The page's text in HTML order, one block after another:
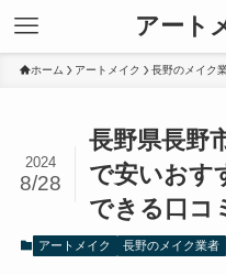
アート
ホーム アートメイク 長野のメイク
長野県長野
で安いおす
できる口コ
2024
8/28
アートメイク 長野のメイク業者